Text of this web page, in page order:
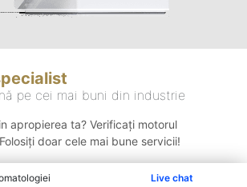
Live chat
pe cei mai buni din industrie
apropierea ta? Verificați motorul
doar cele mai bune servicii!